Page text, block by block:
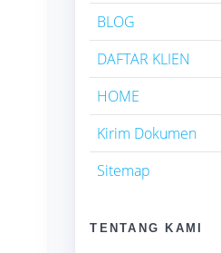
BLOG
DAFTAR KLIEN
HOME
Kirim Dokumen
Sitemap
TENTANG KAMI